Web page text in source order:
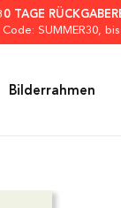
TAGE
Code: SUMMER30, bis
Bilderrahmen